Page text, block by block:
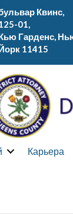
Квинс,
01,
Гарденс,
11415
Карьера